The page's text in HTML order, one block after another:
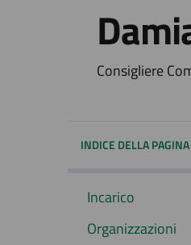
Consigliere
INDICE DELLA PAGINA
Incarico
Organizzazioni